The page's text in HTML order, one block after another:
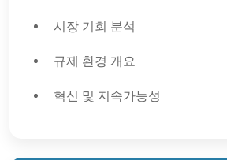
시장 기회 분석
규제 환경 개요
혁신 및 지속가능성